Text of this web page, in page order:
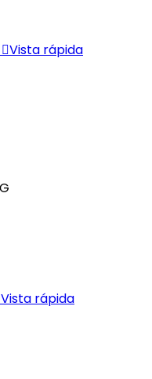
Vista rápida
Vista rápida